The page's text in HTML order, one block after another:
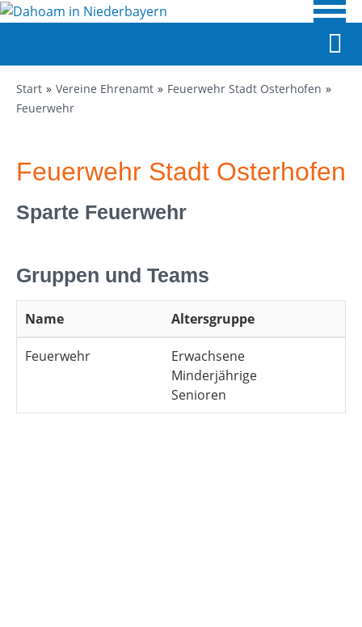
Start Vereine Ehrenamt
Feuerwehr Stadt Osterhofen
Feuerwehr
Feuerwehr Stadt Osterhofen
Sparte Feuerwehr
Gruppen und Teams
Name Altersgruppe
Feuerwehr
Erwachsene
Minderjährige
Senioren